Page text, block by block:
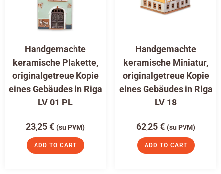
Handgemachte
keramische Plakette,
originalgetreue Kopie
eines Gebäudes in Riga
LV 01 PL
23,25€ (su PVM)
ADD TO CART
Handgemachte
keramische Miniatur,
originalgetreue Kopie
eines Gebäudes in Riga
LV 18
62,25€ (su PVM)
ADD TO CART